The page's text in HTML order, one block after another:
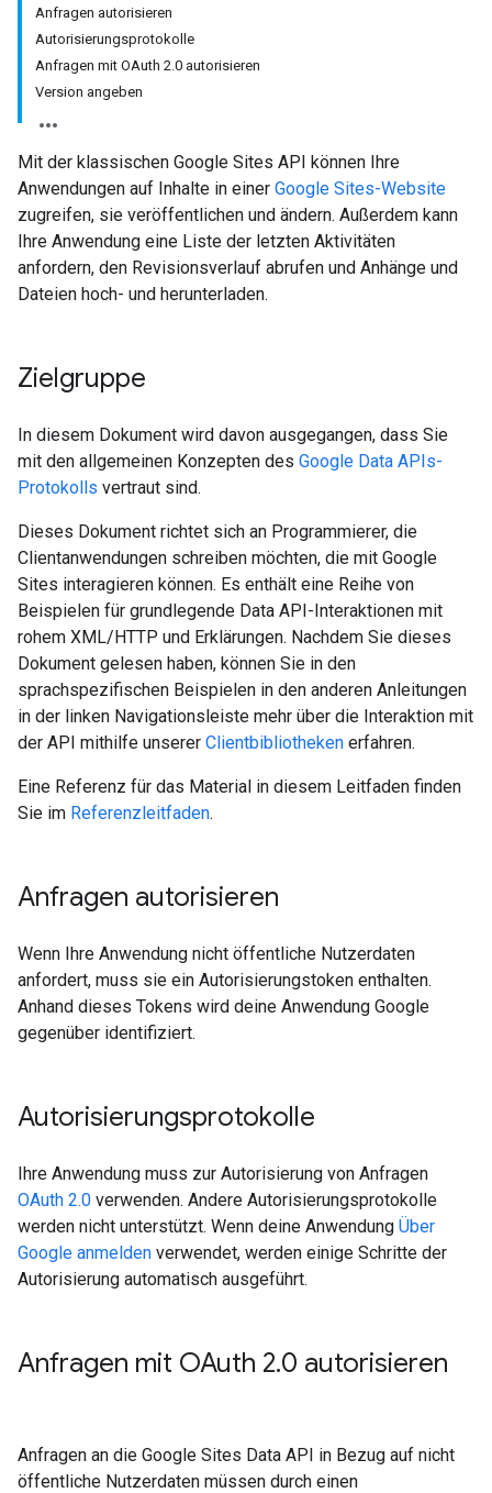
Anfragen autorisieren
Autorisierungsprotokolle
Anfragen mit OAuth 2.0 autorisieren
Version angeben
Mit der klassischen Google Sites API können Ihre
Anwendungen auf Inhalte in einer Google Sites-Website
zugreifen, sie veröffentlichen und ändern. Außerdem kann
Ihre Anwendung eine Liste der letzten Aktivitäten
anfordern, den Revisionsverlauf abrufen und Anhänge und
Dateien hoch- und herunterladen.
Zielgruppe
In diesem Dokument wird davon ausgegangen, dass Sie
mit den allgemeinen Konzepten des Google Data APIs-
Protokolls vertraut sind.
Dieses Dokument richtet sich an Programmierer, die
Clientanwendungen schreiben möchten, die mit Google
Sites interagieren können. Es enthält eine Reihe von
Beispielen für grundlegende Data API-Interaktionen mit
rohem XML/HTTP und Erklärungen. Nachdem Sie dieses
Dokument gelesen haben, können Sie in den
sprachspezifischen Beispielen in den anderen Anleitungen
in der linken Navigationsleiste mehr über die Interaktion mit
der API mithilfe unserer Clientbibliotheken erfahren.
Eine Referenz für das Material in diesem Leitfaden finden
Sie im Referenzleitfaden.
Anfragen autorisieren
Wenn Ihre Anwendung nicht öffentliche Nutzerdaten
anfordert, muss sie ein Autorisierungstoken enthalten.
Anhand dieses Tokens wird deine Anwendung Google
gegenüber identifiziert.
Autorisierungsprotokolle
Ihre Anwendung muss zur Autorisierung von Anfragen
OAuth 2.0 verwenden. Andere Autorisierungsprotokolle
werden nicht unterstützt. Wenn deine Anwendung Über
Google anmelden verwendet, werden einige Schritte der
Autorisierung automatisch ausgeführt.
Anfragen mit OAuth 2.0 autorisieren
Anfragen an die Google Sites Data API in Bezug auf nicht
öffentliche Nutzerdaten müssen durch einen